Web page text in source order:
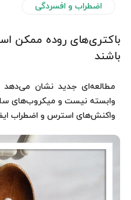
اضطراب و افسردگی
باکتری‌های روده ممکن
باشند
مطالعه‌ای جدید نشان می‌دهد
وابسته نیست و میکروب‌های
واکنش‌های استرس و اضطراب